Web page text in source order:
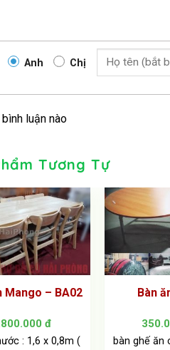
Anh Chị
luận nào
Tương Tự
Mango – BA02
đ
: 1,6 x 0,8m (
Bàn
bàn ghế ăn